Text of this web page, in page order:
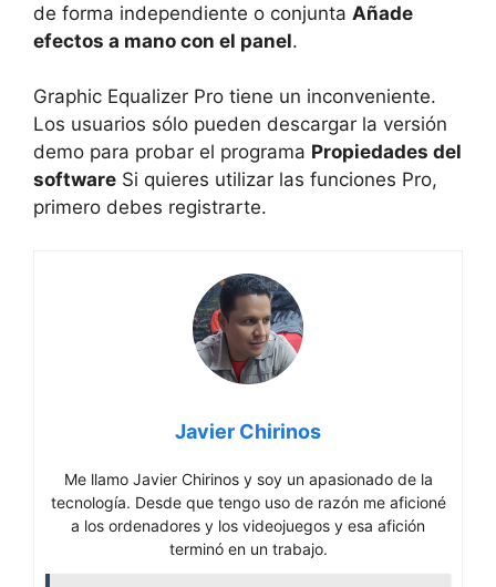
de forma independiente o conjunta Añade
efectos a mano con el panel.
Graphic Equalizer Pro tiene un inconveniente.
Los usuarios sólo pueden descargar la versión
demo para probar el programa Propiedades del
software Si quieres utilizar las funciones Pro,
primero debes registrarte.
Javier Chirinos
Me llamo Javier Chirinos y soy un apasionado de la
tecnología. Desde que tengo uso de razón me aficioné
a los ordenadores y los videojuegos y esa afición
terminó en un trabajo.